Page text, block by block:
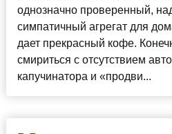
однозначно проверенный,
симпатичный агрегат для
дает прекрасный кофе.
смириться с отсутствием
капучинатора и «продви...